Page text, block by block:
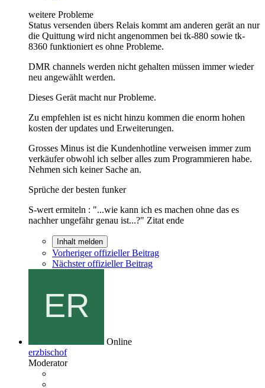
weitere Probleme
Status versenden übers Relais kommt am anderen gerät an nur
die Quittung wird nicht angenommen bei tk-880 sowie tk-
8360 funktioniert es ohne Probleme.
DMR channels werden nicht gehalten müssen immer wieder
neu angewählt werden.
Dieses Gerät macht nur Probleme.
Zu empfehlen ist es nicht hinzu kommen die enorm hohen
kosten der updates und Erweiterungen.
Grosses Minus ist die Kundenhotline verweisen immer zum
verkäufer obwohl ich selber alles zum Programmieren habe.
Nehmen sich keiner Sache an.
Sprüche der besten funker
S-wert ermiteln : "...wie kann ich es machen ohne das es
nachher ungefähr genau ist...?" Zitat ende
Inhalt melden
Vorheriger offizieller Beitrag
Nächster offizieller Beitrag
Online
erzbischof
Moderator